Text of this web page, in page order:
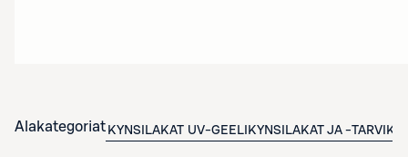
Alakategoriat KYNSILAKAT UV-GEELIKYNSILAKAT JA -